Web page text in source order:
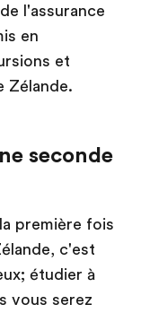
l'assurance
en
et
Zélande.
seconde
première fois
c'est
étudier à
vous serez